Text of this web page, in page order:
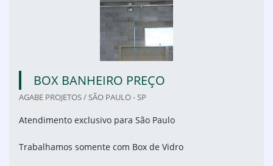
BOX BANHEIRO PREÇO
AGABE PROJETOS / SÃO PAULO - SP
Atendimento exclusivo para São Paulo
Trabalhamos somente com Box de Vidro